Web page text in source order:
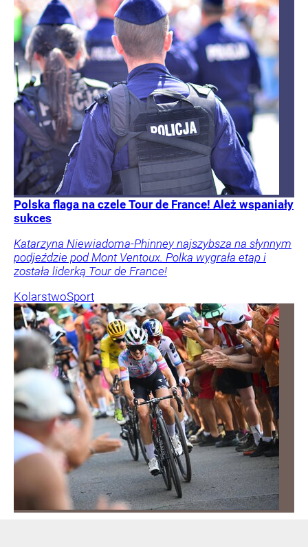
Polska flaga na czele Tour de France! Ależ wspaniały
sukces
Katarzyna Niewiadoma-Phinney najszybsza na słynnym
podjeździe pod Mont Ventoux. Polka wygrała etap i
została liderką Tour de France!
KolarstwoSport